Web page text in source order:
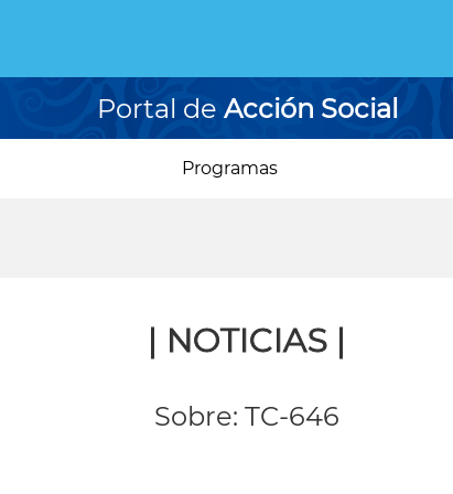
Portal de Acción Social
Programas
| NOTICIAS |
Sobre: TC-646